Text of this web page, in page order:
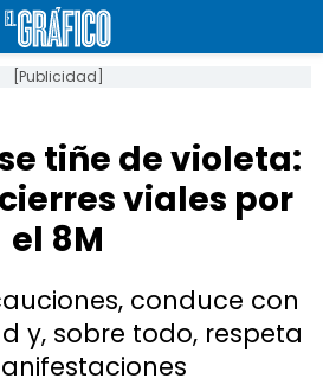
[Publicidad]
tiñe de violeta:
viales por
el 8M
conduce con
y, sobre todo, respeta